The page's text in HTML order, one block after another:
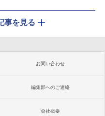
事を見る
お問い合わせ
編集部へのご連絡
会社概要